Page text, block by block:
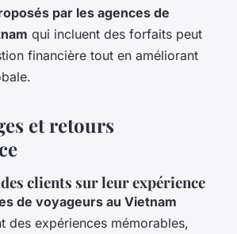
par les agences de
qui incluent des forfaits peut
financière tout en améliorant
et retours
clients sur leur expérience
de voyageurs au Vietnam
des expériences mémorables,